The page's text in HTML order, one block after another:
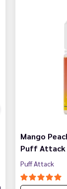
Mango
Puff Attack
Puff Attack